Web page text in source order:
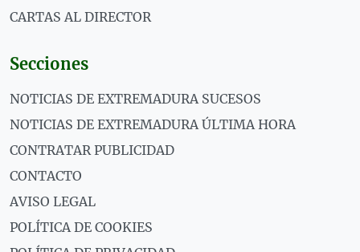
CARTAS AL DIRECTOR
Secciones
NOTICIAS DE EXTREMADURA SUCESOS
NOTICIAS DE EXTREMADURA ÚLTIMA HORA
CONTRATAR PUBLICIDAD
CONTACTO
AVISO LEGAL
POLÍTICA DE COOKIES